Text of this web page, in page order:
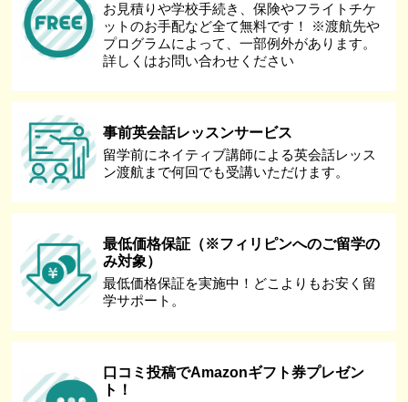
お見積りや学校手続き、保険やフライトチケ
ットのお手配など全て無料です！ ※渡航先や
プログラムによって、一部例外があります。
詳しくはお問い合わせください
事前英会話レッスンサービス
留学前にネイティブ講師による英会話レッス
ン渡航まで何回でも受講いただけます。
最低価格保証（※フィリピンへのご留学の
み対象）
最低価格保証を実施中！どこよりもお安く留
学サポート。
口コミ投稿でAmazonギフト券プレゼン
ト！